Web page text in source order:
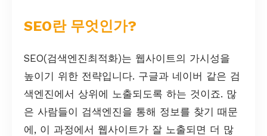
SEO란 무엇인가?
SEO(검색엔진최적화)는 웹사이트의 가시성을
높이기 위한 전략입니다. 구글과 네이버 같은 검
색엔진에서 상위에 노출되도록 하는 것이죠. 많
은 사람들이 검색엔진을 통해 정보를 찾기 때문
에, 이 과정에서 웹사이트가 잘 노출되면 더 많